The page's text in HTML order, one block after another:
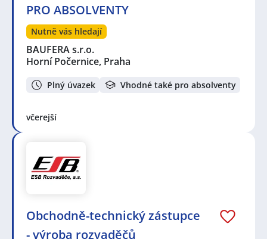
PRO ABSOLVENTY
Nutně vás hledají
BAUFERA s.r.o.
Horní Počernice, Praha
Plný úvazek Vhodné také pro absolventy
včerejší
Obchodně-technický zástupce
- výroba rozvaděčů